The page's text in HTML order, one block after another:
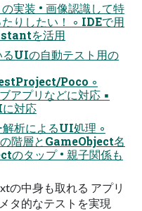
実装 • 画像認識して特
りしたい！ ◦ IDEで用
を活用
るUIの自動テスト用の
Poco ◦
プリなどに対応 ▪
対応
析によるUI処理 ◦
階層とGameObject名
のタップ • 親子関係も
の中身も取れる アプリ
タ的なテストを実現